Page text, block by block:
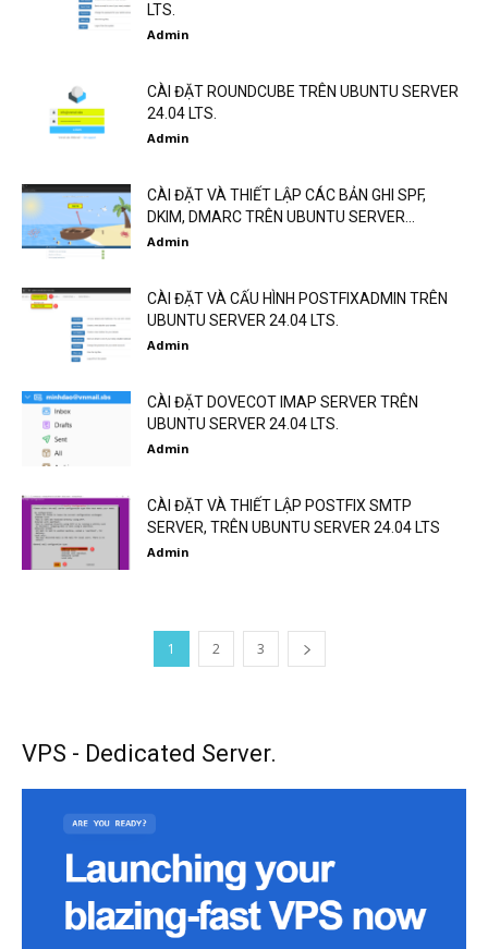
LTS.
Admin
CÀI ĐẶT ROUNDCUBE TRÊN UBUNTU SERVER
24.04 LTS.
Admin
CÀI ĐẶT VÀ THIẾT LẬP CÁC BẢN GHI SPF,
DKIM, DMARC TRÊN UBUNTU SERVER...
Admin
CÀI ĐẶT VÀ CẤU HÌNH POSTFIXADMIN TRÊN
UBUNTU SERVER 24.04 LTS.
Admin
CÀI ĐẶT DOVECOT IMAP SERVER TRÊN
UBUNTU SERVER 24.04 LTS.
Admin
CÀI ĐẶT VÀ THIẾT LẬP POSTFIX SMTP
SERVER, TRÊN UBUNTU SERVER 24.04 LTS
Admin
1 2 3
VPS - Dedicated Server.